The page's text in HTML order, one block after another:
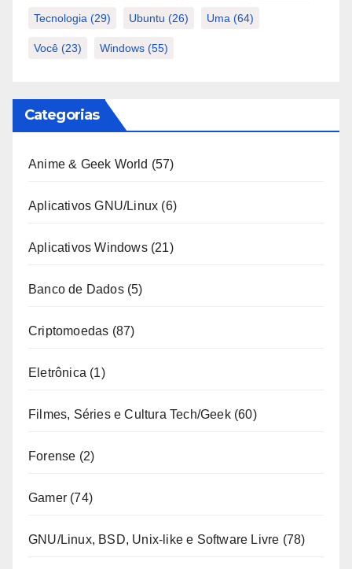
Tecnologia (29) Ubuntu (26) Uma (64)
Você (23) Windows (55)
Categorias
Anime & Geek World (57)
Aplicativos GNU/Linux (6)
Aplicativos Windows(21)
Banco de Dados(5)
Criptomoedas (87)
Eletrônica (1)
Filmes, Séries e Cultura Tech/Geek(60)
Forense (2)
Gamer (74)
GNU/Linux, BSD, Unix-like e Software Livre (78)